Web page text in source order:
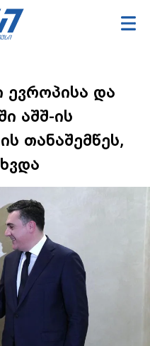
ევროპისა და
აშშ-ის
თანაშემწეს,